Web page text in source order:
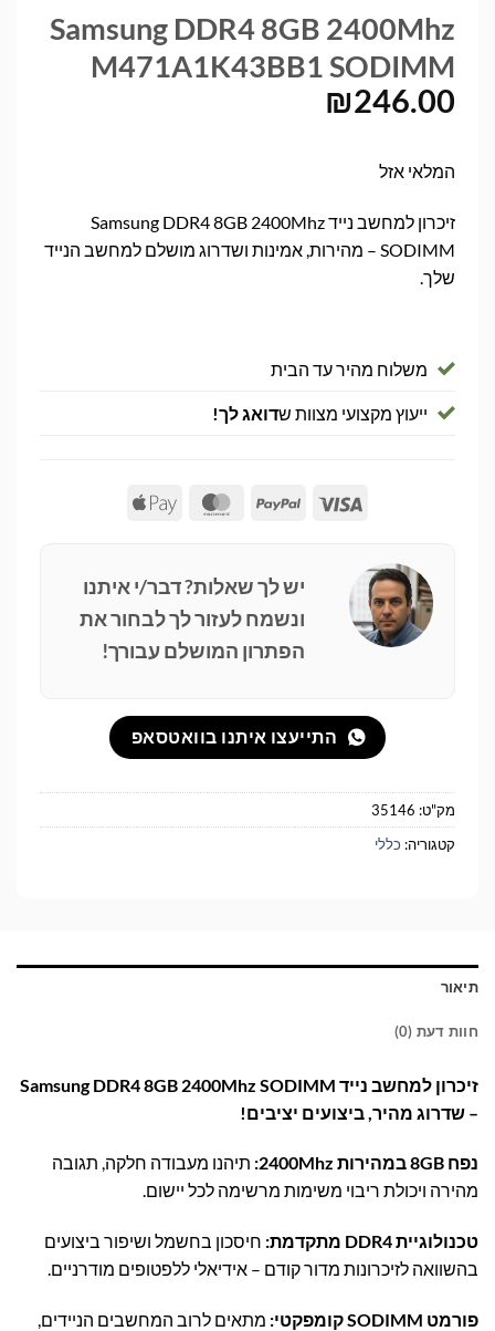
Samsung DDR4 8GB 2400Mhz
M471A1K43BB1 SODIMM
₪246.00
המלאי אזל
זיכרון למחשב נייד Samsung DDR4 8GB 2400Mhz
SODIMM – מהירות, אמינות ושדרוג מושלם למחשב הנייד
שלך.
משלוח מהיר עד הבית
ייעוץ מקצועי מצוות שדואג לך!
Visa
PayPal
MasterCard
Apple
יש לך שאלות? דבר/י איתנו
ונשמח לעזור לך לבחור את
הפתרון המושלם עבורך!
התייעצו איתנו בוואטסאפ
מק"ט: 35146
קטגוריה: כללי
תיאור
חוות דעת (0)
זיכרון למחשב נייד Samsung DDR4 8GB 2400Mhz SODIMM
– שדרוג מהיר, ביצועים יציבים!
נפח 8GB במהירות 2400Mhz:
תיהנו מעבודה חלקה, תגובה
מהירה ויכולת ריבוי משימות מרשימה לכל יישום.
טכנולוגיית DDR4 מתקדמת:
חיסכון בחשמל ושיפור ביצועים
בהשוואה לזיכרונות מדור קודם – אידיאלי ללפטופים מודרניים.
פורמט SODIMM קומפקטי:
מתאים לרוב המחשבים הניידים,